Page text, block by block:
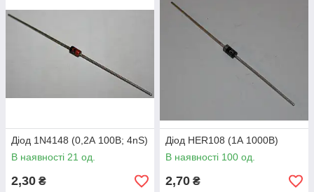
Діод 1N4148 (0,2А 100В; 4nS)
В наявності 21 од.
2,30 ₴
Діод HER108 (1А 1000В)
В наявності 100 од.
2,70 ₴